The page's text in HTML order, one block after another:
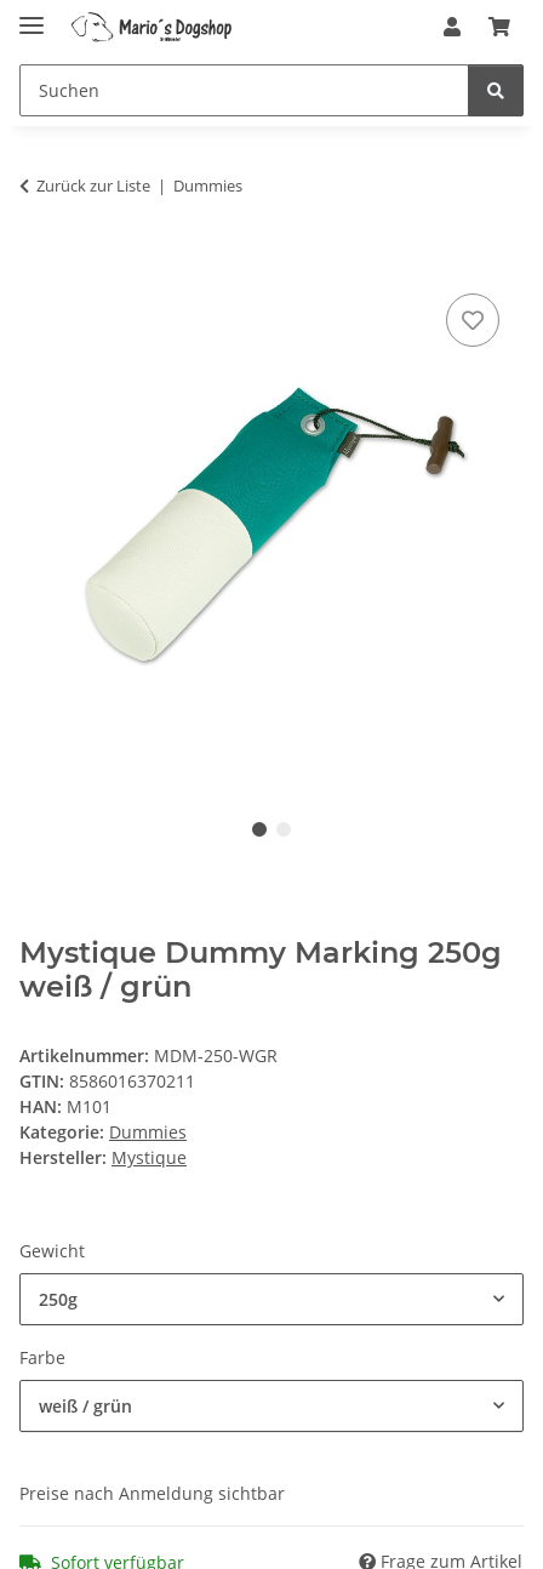
Zurück zur Liste Dummies
Mystique Dummy Marking 250g
weiß / grün
Artikelnummer: MDM-250-WGR
GTIN: 8586016370211
HAN: M101
Kategorie: Dummies
Hersteller: Mystique
Gewicht
250g
Farbe
weiß / grün
Preise nach Anmeldung sichtbar
Sofort verfügbar Frage zum Artikel